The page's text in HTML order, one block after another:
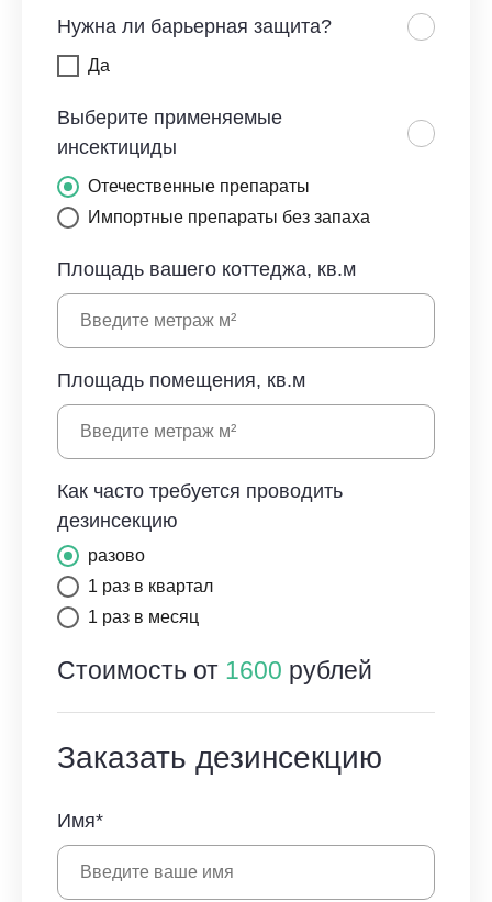
Нужна ли барьерная защита?
Да
Выберите применяемые
инсектициды
Отечественные препараты
Импортные препараты без запаха
Площадь вашего коттеджа, кв.м
Площадь помещения, кв.м
Как часто требуется проводить
дезинсекцию
разово
1 раз в квартал
1 раз в месяц
Стоимость от 1600 рублей
Заказать дезинсекцию
Имя*